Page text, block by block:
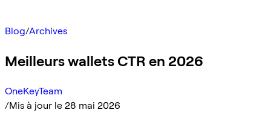
Blog/Archives
Meilleurs wallets CTR en 2026
OneKeyTeam
/Mis à jour le 28 mai 2026